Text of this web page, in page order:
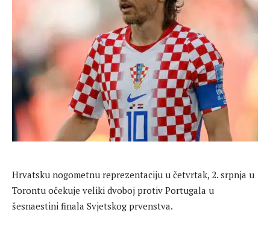
Hrvatsku nogometnu reprezentaciju u četvrtak, 2. srpnja u
Torontu očekuje veliki dvoboj protiv Portugala u
šesnaestini finala Svjetskog prvenstva.